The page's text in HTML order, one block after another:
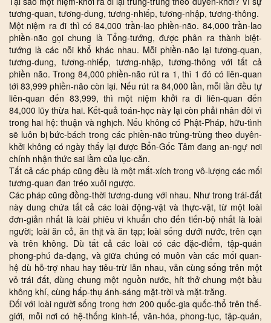
tương-quan, tương-dung, tương-nhiếp, tương-nhập, tương-thông.
Một niệm ra đi thì có 84,000 trần-lao phiền-não. 84,000 trần-lao
phiền-não gọi chung là Tổng-tướng, được phân ra thành biệt-
tướng là các nỗi khổ khác nhau. Mỗi phiền-não lại tương-quan,
tương-dung, tương-nhiếp, tương-nhập, tương-thông với tất cả
phiền não. Trong 84,000 phiền-não rút ra 1, thì 1 đó có liên-quan
tới 83,999 phiền-não còn lại. Nếu rút ra 84,000 lần, mỗi lần đều tự
liên-quan đến 83,999, thì một niệm khởi ra đi liên-quan đến
84,000 lũy thừa hai. Kết-quả toán-học này lại còn phải nhân đôi vì
trong hai hệ: thuận và nghịch. Nếu không có Phật-Pháp, hữu-tình
sẽ luôn bị bức-bách trong các phiền-não trùng-trùng theo duyên-
khởi không có ngày thấy lại được Bổn-Gốc Tâm đang an-ngự nơi
chính nhận thức sai lầm của lục-căn.
Tất cả các pháp cũng đều là một mắt-xích trong vô-lượng các mối
tương-quan đan tréo xuôi ngược.
Các pháp cũng đồng-thời tương-dung với nhau. Như trong trái-đất
này dung chứa tất cả các loài động-vật và thực-vật, từ một loài
đơn-giản nhất là loài phiêu vi khuẩn cho đến tiến-bộ nhất là loài
người; loài ăn cỏ, ăn thịt và ăn tạp; loài sống dưới nước, trên cạn
và trên không. Dù tất cả các loài có các đặc-điểm, tập-quán
phong-phú đa-dạng, và giữa chúng có muôn vàn các mối quan-
hệ dù hỗ-trợ nhau hay tiêu-trừ lẫn nhau, vẫn cùng sống trên một
vỏ trái đất, dùng chung một nguồn nước, hít thở chung một bầu
không khí, cùng hấp-thụ ánh-sáng mặt-trời và mặt-trăng.
Đối với loài người sống trong hơn 200 quốc-gia quốc-thổ trên thế-
giới, mỗi nơi có hệ-thống kinh-tế, văn-hóa, phong-tục, tập-quán,